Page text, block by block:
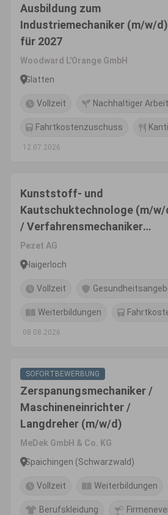
Ausbildung zum
Industriemechaniker (m/w/d)
für 2027
Woodward L'Orange GmbH
Glatten
Vollzeit Nachhaltiger
Fahrtkostenzuschuss
12.07.2026
Kunststoff- und
Kautschuktechnologe (m/w/
/ Verfahrensmechaniker
(m/w/d) in der Nachtschicht
Pezet AG
Haigerloch
Vollzeit
Weiterbildungen
08.08.2026
SOFORTBEWERBUNG
Zerspanungsmechaniker /
Maschineneinrichter /
Langdreher (m/w/d)
MeDek GmbH & Co. KG
Spaichingen (Schwarzwald)
Vollzeit Weiterbildungen
Berufskleidung